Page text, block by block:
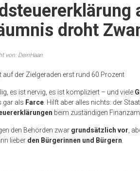
droht
von: DeinHaan
auf der Zielgeraden erst rund 60 Prozent
es ist nervig, es ist kompliziert – und viele
gar als Farce . Hilft aber alles nichts: der
beim zuständigen
den Behörden zwar grundsätzlich vor ,
lieber den Bürgerinnen und Bürgern